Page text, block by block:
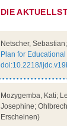
DIE
Netscher,
Plan for
doi:10.2218/
Mozygemba, Kati;
Josephine;
Erscheinen)